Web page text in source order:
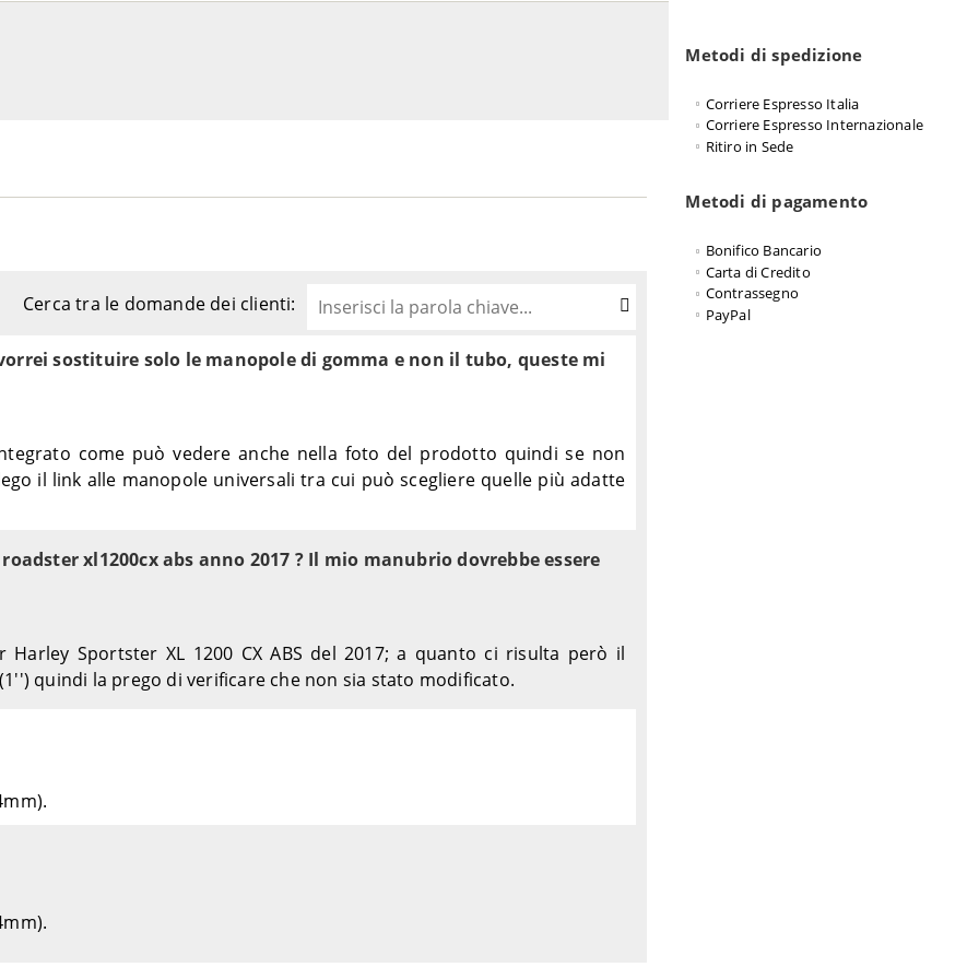
1999-2003
– FC4
2012-2013
ABS – GV4
2012-2013
GV4
ABS – FCM 2012-2016
2013-2017
2012-2016
1978-1984
1972-1985
– HHZ
Cerca tra le domande dei clienti:
sostituire solo le manopole di gomma e non il tubo, queste mi
come può vedere anche nella foto del prodotto quindi se non
il link alle manopole universali tra cui può scegliere quelle più adatte
xl1200cx abs anno 2017 ? Il mio manubrio dovrebbe essere
Sportster XL 1200 CX ABS del 2017; a quanto ci risulta però il
quindi la prego di verificare che non sia stato modificato.
Metodi di spedizione
Corriere Espresso Italia
Corriere Espresso Internazionale
Ritiro in Sede
Metodi di pagamento
Bonifico Bancario
Carta di Credito
Contrassegno
PayPal